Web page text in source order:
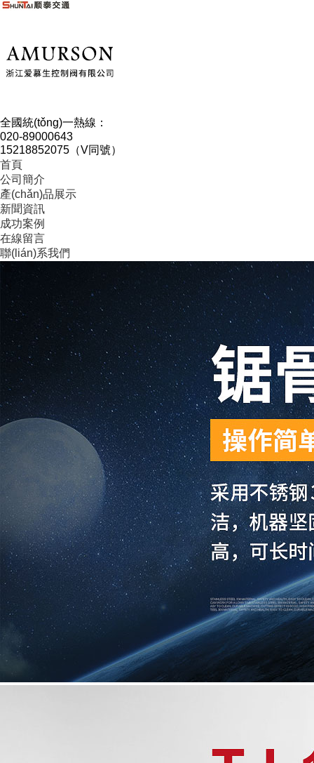
全國統(tǒng)一熱線：
020-89000643
15218852075（V同號）
首頁
公司簡介
產(chǎn)品展示
新聞資訊
成功案例
在線留言
聯(lián)系我們